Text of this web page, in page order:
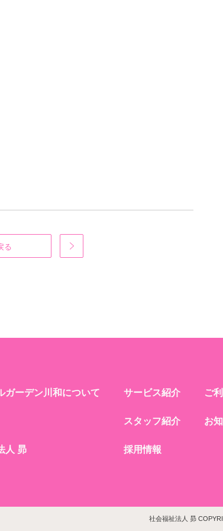
る
ガーデン川和について
人 昴
サービス紹介
スタッフ紹介
採用情報
ご
お
社会福祉法人 昴